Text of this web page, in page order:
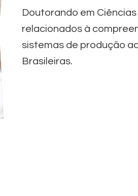
Doutorando em
relacionados à
sistemas de produção
Brasileiras.